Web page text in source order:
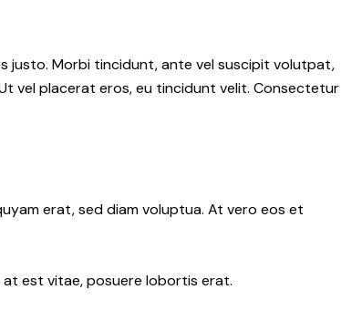
justo. Morbi tincidunt, ante vel suscipit volutpat,
vel placerat eros, eu tincidunt velit. Consectetur
erat, sed diam voluptua. At vero eos et
at est vitae, posuere lobortis erat.